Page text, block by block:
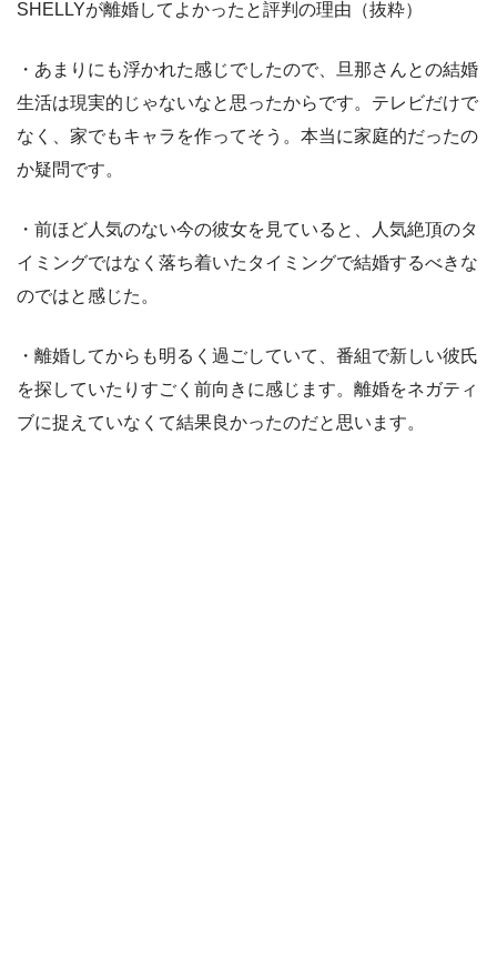
SHELLYが離婚してよかったと評判の理由（抜粋）
・あまりにも浮かれた感じでしたので、旦那さんとの結婚
生活は現実的じゃないなと思ったからです。テレビだけで
なく、家でもキャラを作ってそう。本当に家庭的だったの
か疑問です。
・前ほど人気のない今の彼女を見ていると、人気絶頂のタ
イミングではなく落ち着いたタイミングで結婚するべきな
のではと感じた。
・離婚してからも明るく過ごしていて、番組で新しい彼氏
を探していたりすごく前向きに感じます。離婚をネガティ
ブに捉えていなくて結果良かったのだと思います。